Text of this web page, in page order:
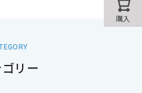
購入
リー